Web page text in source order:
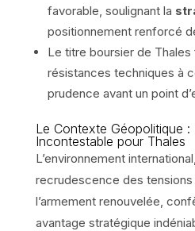
favorable, soulignant la
positionnement renforcé
Le titre boursier de
résistances techniques à
prudence avant un point
Le Contexte Géopolitique
Incontestable pour Thales
L’environnement
recrudescence des
l’armement renouvelée,
avantage stratégique